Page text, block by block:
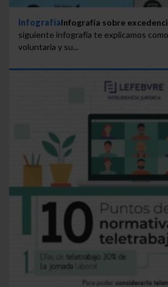
InfografíaInfografía sobre
siguiente infografía te explicamos
voluntaria y su...